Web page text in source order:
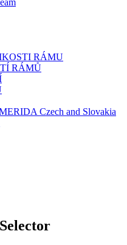
RÁMU
RÁMŮ
Czech and Slovakia